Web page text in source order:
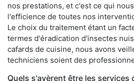
nos prestations, et c'est ce qui
l'efficience de toutes nos
Le choix du traitement étant un
termes d'éradication d'insectes
cafards de cuisine, nous avons
techniciens soient des
Quels s'avèrent être les services